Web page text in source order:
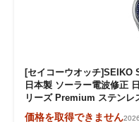
[セイコーウオッチ]SEIKO
日本製 ソーラー電波修正
リーズ Premium ステンレ
価格を取得できません